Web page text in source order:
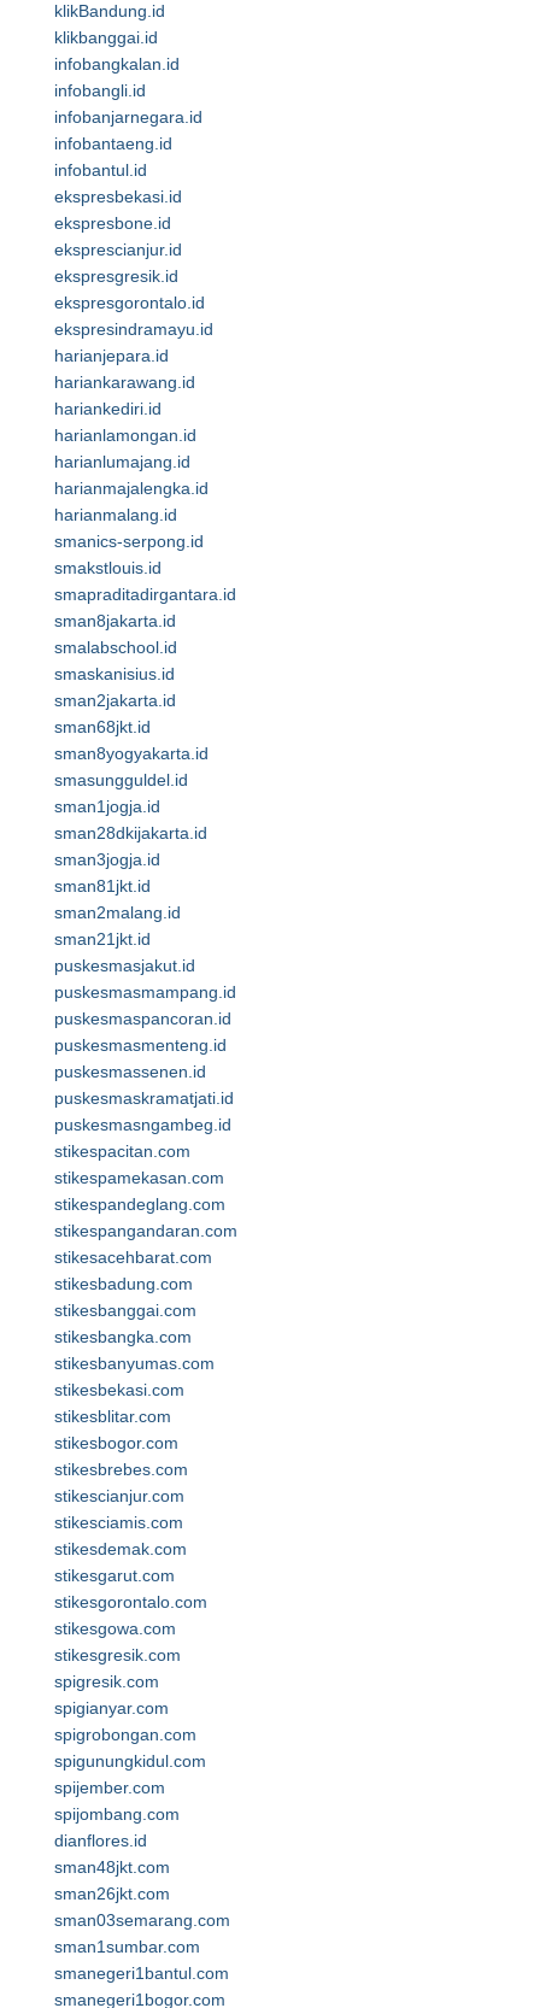
klikBandung.id
klikbanggai.id
infobangkalan.id
infobangli.id
infobanjarnegara.id
infobantaeng.id
infobantul.id
ekspresbekasi.id
ekspresbone.id
eksprescianjur.id
ekspresgresik.id
ekspresgorontalo.id
ekspresindramayu.id
harianjepara.id
hariankarawang.id
hariankediri.id
harianlamongan.id
harianlumajang.id
harianmajalengka.id
harianmalang.id
smanics-serpong.id
smakstlouis.id
smapraditadirgantara.id
sman8jakarta.id
smalabschool.id
smaskanisius.id
sman2jakarta.id
sman68jkt.id
sman8yogyakarta.id
smasungguldel.id
sman1jogja.id
sman28dkijakarta.id
sman3jogja.id
sman81jkt.id
sman2malang.id
sman21jkt.id
puskesmasjakut.id
puskesmasmampang.id
puskesmaspancoran.id
puskesmasmenteng.id
puskesmassenen.id
puskesmaskramatjati.id
puskesmasngambeg.id
stikespacitan.com
stikespamekasan.com
stikespandeglang.com
stikespangandaran.com
stikesacehbarat.com
stikesbadung.com
stikesbanggai.com
stikesbangka.com
stikesbanyumas.com
stikesbekasi.com
stikesblitar.com
stikesbogor.com
stikesbrebes.com
stikescianjur.com
stikesciamis.com
stikesdemak.com
stikesgarut.com
stikesgorontalo.com
stikesgowa.com
stikesgresik.com
spigresik.com
spigianyar.com
spigrobongan.com
spigunungkidul.com
spijember.com
spijombang.com
dianflores.id
sman48jkt.com
sman26jkt.com
sman03semarang.com
sman1sumbar.com
smanegeri1bantul.com
smanegeri1bogor.com